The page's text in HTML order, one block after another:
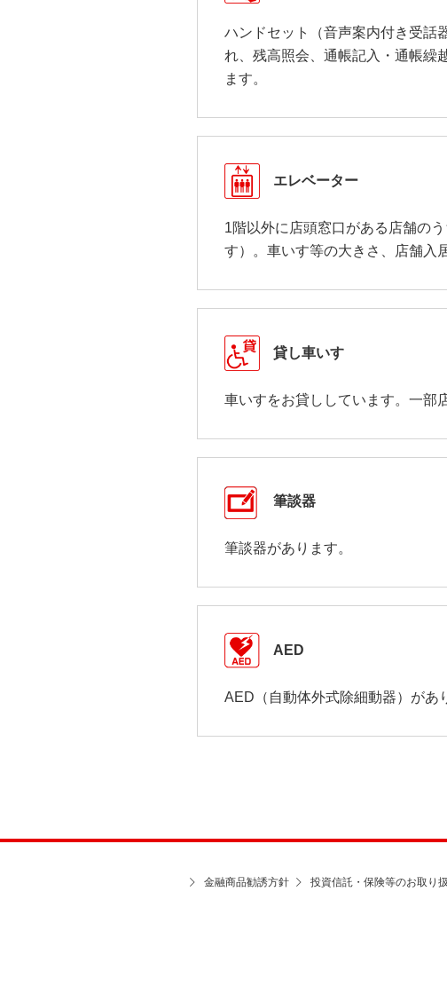
ハンドセット（音声案内付き受話
れ、残高照会、通帳記入・通帳繰
ます。
エレベーター
1階以外に店頭窓口がある店舗の
す）。車いす等の大きさ、店舗入
貸し車いす
車いすをお貸ししています。一部
筆談器
筆談器があります。
AED
AED（自動体外式除細動器）があ
金融商品勧誘方針 投資信託・保険等のお取り